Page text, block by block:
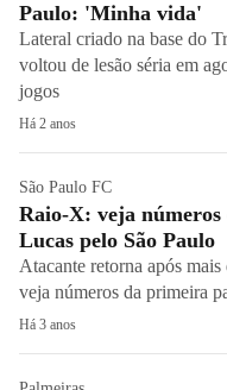
Paulo: 'Minha vida'
Lateral criado na base do
voltou de lesão séria em
jogos
Há 2 anos
São Paulo FC
Raio-X: veja números
Lucas pelo São Paulo
Atacante retorna após mais
veja números da primeira
Há 3 anos